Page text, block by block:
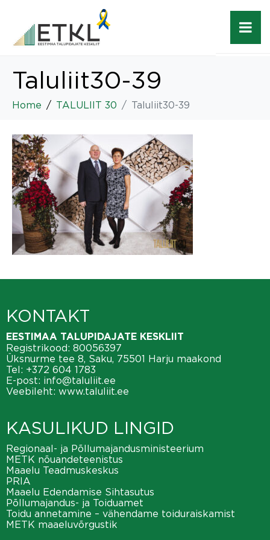
Taluliit30-39
Home TALULIIT 30 Taluliit30-39
KONTAKT
EESTIMAA TALUPIDAJATE KESKLIIT
Registrikood: 80056397
Üksnurme tee 8, Saku, 75501 Harju maakond
Tel: +372 604 1783
E-post: info@taluliit.ee
Veebileht: www.taluliit.ee
KASULIKUD LINGID
Regionaal- ja Põllumajandusministeerium
METK nõuandeteenistus
Maaelu Teadmuskeskus
PRIA
Maaelu Edendamise Sihtasutus
Põllumajandus- ja Toiduamet
Toidu annetamine – vähendame toiduraiskamist
METK maaeluvõrgustik